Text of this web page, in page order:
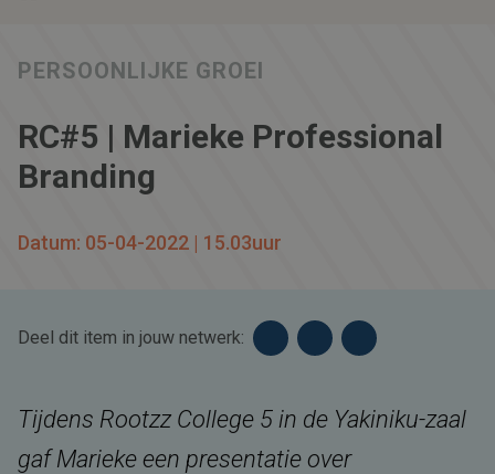
PERSOONLIJKE GROEI
RC#5 | Marieke Professional
Branding
Datum: 05-04-2022 | 15.03uur
Deel dit item in jouw netwerk:
Tijdens Rootzz College 5 in de Yakiniku-zaal
gaf Marieke een presentatie over